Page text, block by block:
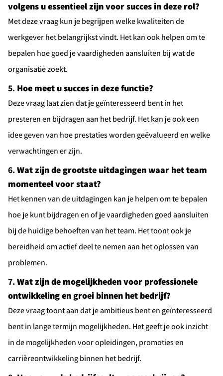
volgens u essentieel zijn voor succes in deze rol?
Met deze vraag kun je begrijpen welke kwaliteiten de
werkgever het belangrijkst vindt. Het kan ook helpen om te
bepalen hoe goed je vaardigheden aansluiten bij wat de
organisatie zoekt.
5. Hoe meet u succes in deze functie?
Deze vraag laat zien dat je geïnteresseerd bent in het
presteren en bijdragen aan het bedrijf. Het kan je ook een
idee geven van hoe prestaties worden geëvalueerd en welke
verwachtingen er zijn.
6. Wat zijn de grootste uitdagingen waar het team
momenteel voor staat?
Het kennen van de uitdagingen kan je helpen om te bepalen
hoe je kunt bijdragen en of je vaardigheden goed aansluiten
bij de huidige behoeften van het team. Het toont ook je
bereidheid om actief deel te nemen aan het oplossen van
problemen.
7. Wat zijn de mogelijkheden voor professionele
ontwikkeling en groei binnen het bedrijf?
Deze vraag toont aan dat je ambitieus bent en geïnteresseerd
bent in lange termijn mogelijkheden. Het geeft je ook inzicht
in de mogelijkheden voor opleidingen, promoties en
carrièreontwikkeling binnen het bedrijf.
Ontvang vacatures direct in je